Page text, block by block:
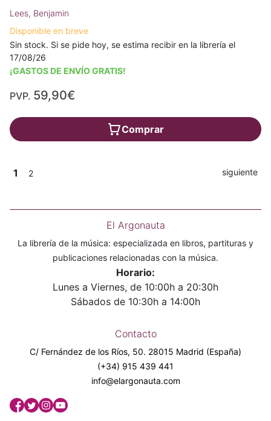
Lees, Benjamin
Disponible en breve
Sin stock. Si se pide hoy, se estima recibir en la librería el
17/08/26
¡GASTOS DE ENVÍO GRATIS!
PVP. 59,90€
Comprar
1 2 siguiente
El Argonauta
La librería de la música: especializada en libros, partituras y
publicaciones relacionadas con la música.
Horario:
Lunes a Viernes, de 10:00h a 20:30h
Sábados de 10:30h a 14:00h
Contacto
C/ Fernández de los Ríos, 50. 28015 Madrid (España)
(+34) 915 439 441
info@elargonauta.com